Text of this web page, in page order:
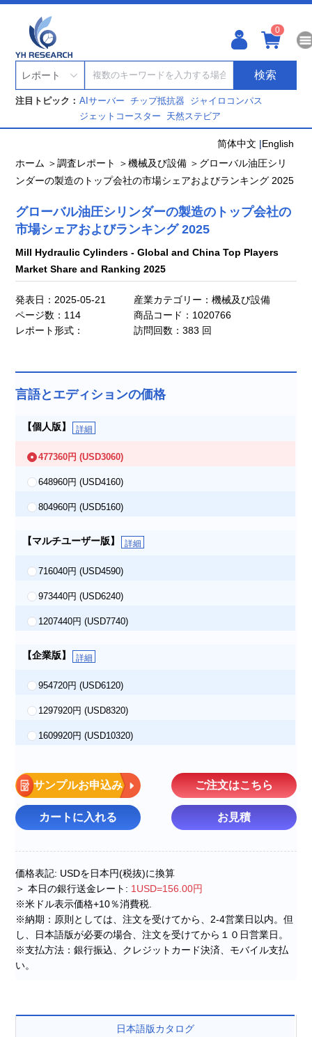
0
レポート 検索
注目トピック： AIサーバーチップ抵抗器 ジャイロコンパス
ジェットコースター 天然ステビア
简体中文 |English
ホーム ＞調査レポート ＞機械及び設備 ＞ グローバル油圧シリ
ンダーの製造のトップ会社の市場シェアおよびランキング 2025
グローバル油圧シリンダーの製造のトップ会社の
市場シェアおよびランキング 2025
Mill Hydraulic Cylinders - Global and China Top Players
Market Share and Ranking 2025
発表日：2025-05-21
産業カテゴリー：機械及び設備
ページ数：114
商品コード：1020766
レポート形式：
訪問回数：383 回
言語とエディションの価格
【個人版】 詳細
477360円(USD3060)
648960円(USD4160)
804960円(USD5160)
【マルチユーザー版】 詳細
716040円(USD4590)
973440円(USD6240)
1207440円(USD7740)
【企業版】 詳細
954720円(USD6120)
1297920円(USD8320)
1609920円(USD10320)
サンプルお申込み ご注文はこちら
カートに入れる お見積
価格表記: USDを日本円(税抜)に換算
＞ 本日の銀行送金レート: 1USD=156.00円
※米ドル表示価格+10％消費税.
※納期：原則としては、注文を受けてから、2-4営業日以内。但
し、日本語版が必要の場合、注文を受けてから１０日営業日。
※支払方法：銀行振込、クレジットカード決済、モバイル支払
い。
日本語版カタログ